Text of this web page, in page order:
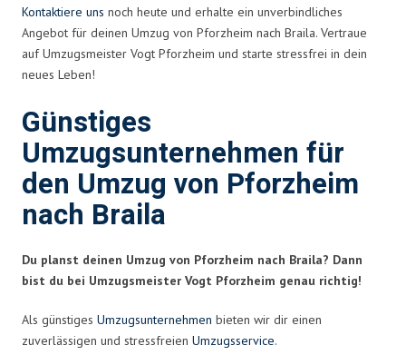
Kontaktiere uns noch heute und erhalte ein unverbindliches
Angebot für deinen Umzug von Pforzheim nach Braila. Vertraue
auf Umzugsmeister Vogt Pforzheim und starte stressfrei in dein
neues Leben!
Günstiges
Umzugsunternehmen für
den Umzug von Pforzheim
nach Braila
Du planst deinen Umzug von Pforzheim nach Braila? Dann
bist du bei Umzugsmeister Vogt Pforzheim genau richtig!
Als günstiges Umzugsunternehmen bieten wir dir einen
zuverlässigen und stressfreien Umzugsservice.